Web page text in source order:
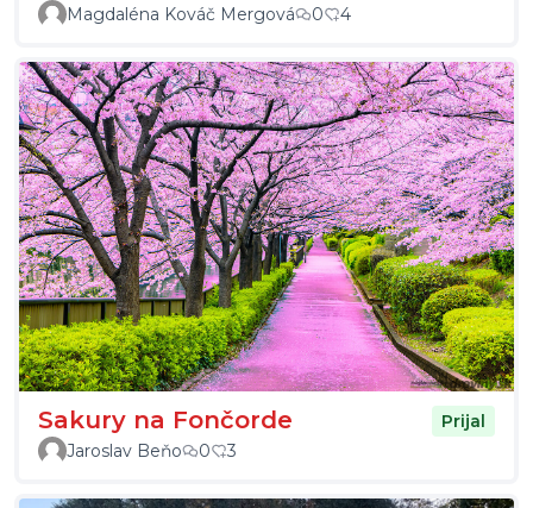
Magdaléna Kováč Mergová 0 4
Sakury na Fončorde
Prijal
Jaroslav Beňo
0 3